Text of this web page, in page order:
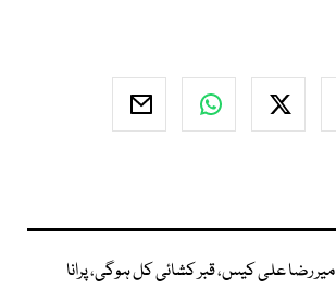
میر رضا علی کیس، قبر کشائی کل ہوگی، پرانا